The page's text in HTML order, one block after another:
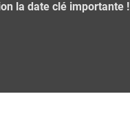
la date clé importante !